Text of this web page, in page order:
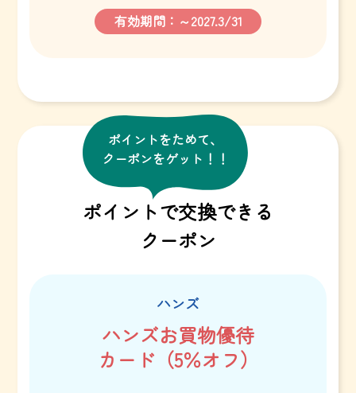
有効期間：～2027.3/31
ポイントで交換できる
クーポン
ポイントをためて、
クーポンをゲット！！
ハンズ
ハンズお買物優待
カード（5％オフ）